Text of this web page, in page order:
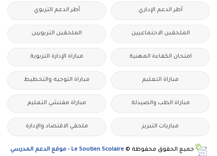
أطر الدعم الإداري أطر الدعم التربوي
الملحقين الاحتماعيين الملحقين التربويين
امتحان الكفاءة المهنية مباراة الإدارة التربوية
مباراة التعليم مباراة التوجيه والتخطيط
مباراة الطب والصيدلة مباراة مفتشي التعليم
مباريات التبريز ملحقي الاقتصاد والإدارة
جميع الحقوق محفوظة © Le Soutien Scolaire - موقع الدعم المدرسي